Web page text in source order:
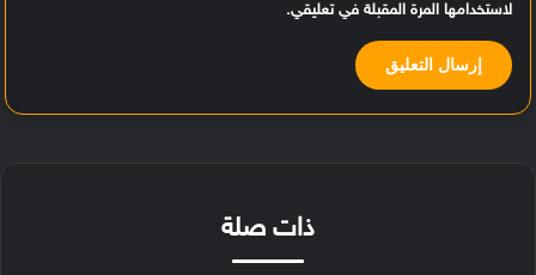
لاستخدامها المرة المقبلة في تعليقي.
ذات صلة